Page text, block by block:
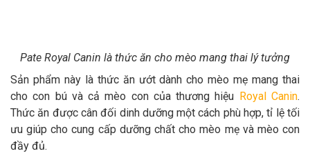
Pate Royal Canin là thức ăn cho mèo mang thai lý tưởng
Sản phẩm này là thức ăn ướt dành cho mèo mẹ mang thai
cho con bú và cả mèo con của thương hiệu Royal Canin.
Thức ăn được cân đối dinh dưỡng một cách phù hợp, tỉ lệ tối
ưu giúp cho cung cấp dưỡng chất cho mèo mẹ và mèo con
đầy đủ.